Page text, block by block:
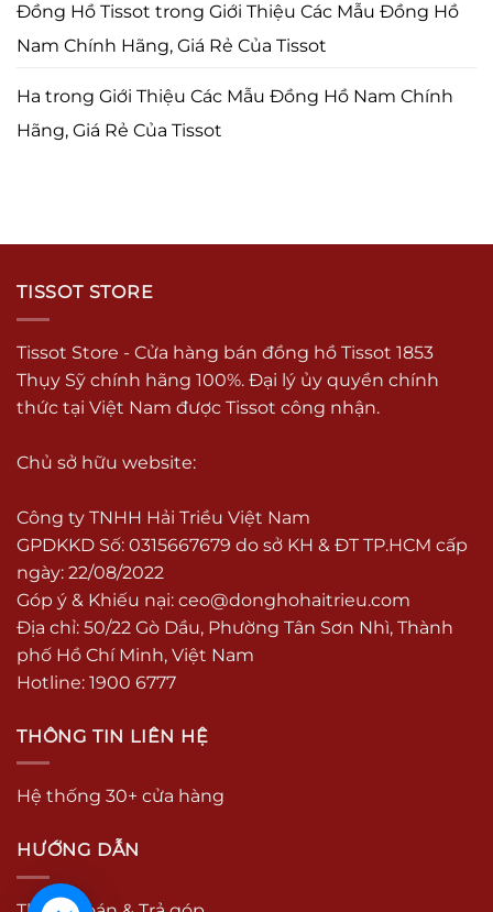
Đồng Hồ Tissot trong Giới Thiệu Các Mẫu Đồng Hồ
Nam Chính Hãng, Giá Rẻ Của Tissot
Ha trong Giới Thiệu Các Mẫu Đồng Hồ Nam Chính
Hãng, Giá Rẻ Của Tissot
TISSOT STORE
Tissot Store - Cửa hàng bán đồng hồ Tissot 1853
Thụy Sỹ chính hãng 100%. Đại lý ủy quyền chính
thức tại Việt Nam được Tissot công nhận.
Chủ sở hữu website:
Công ty TNHH Hải Triều Việt Nam
GPDKKD Số: 0315667679 do sở KH & ĐT TP.HCM cấp
ngày: 22/08/2022
Góp ý & Khiếu nại: ceo@donghohaitrieu.com
Địa chỉ: 50/22 Gò Dầu, Phường Tân Sơn Nhì, Thành
phố Hồ Chí Minh, Việt Nam
Hotline: 1900 6777
THÔNG TIN LIÊN HỆ
Hệ thống 30+ cửa hàng
HƯỚNG DẪN